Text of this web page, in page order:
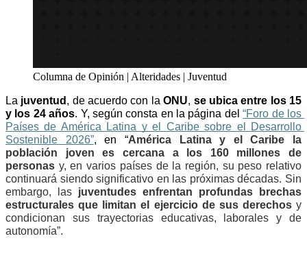
Columna de Opinión | Alteridades | Juventud
La juventud , de acuerdo con la ONU, se ubica entre los 15
y los 24 años. Y, según consta en la página del “Foro de los
Países de América Latina y el Caribe sobre el Desarrollo
Sostenible 2026”, en “América Latina y el Caribe la
población joven es cercana a los 160 millones de
personas y, en varios países de la región, su peso relativo
continuará siendo significativo en las próximas décadas. Sin
embargo, las juventudes enfrentan profundas brechas
estructurales que limitan el ejercicio de sus derechos y
condicionan sus trayectorias educativas, laborales y de
autonomía”.